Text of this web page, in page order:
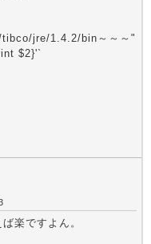
jre/1.4.2/bin～～～"
$2}'`
楽ですよん。